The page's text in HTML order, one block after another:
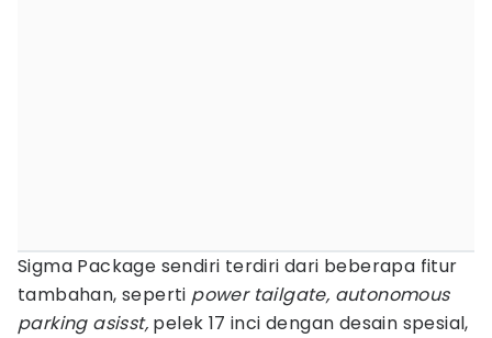
Sigma Package sendiri terdiri dari beberapa fitur
tambahan, seperti power tailgate, autonomous
parking asisst, pelek 17 inci dengan desain spesial,